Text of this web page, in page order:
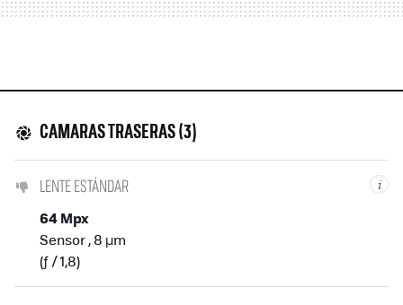
CAMARAS TRASERAS (3)
i
LENTE ESTÁNDAR
64 Mpx
Sensor , 8 µm
(ƒ / 1,8)